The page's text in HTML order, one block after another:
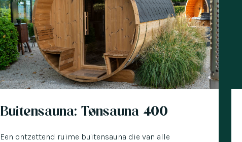
Buitensauna: Tønsauna 400
Een ontzettend ruime buitensauna die van alle